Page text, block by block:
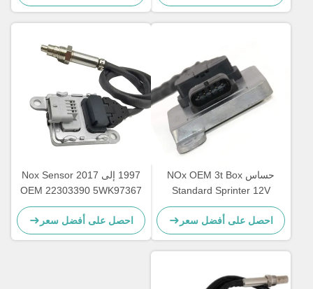
حساس NOx OEM 3t Box
Standard Sprinter 12V
A0009050008 5WK96681D
احصل على أفضل سعر
1997 إلى 2017 Nox Sensor
OEM 22303390 5WK97367
لسيارة VOL XC40 SUV
احصل على أفضل سعر